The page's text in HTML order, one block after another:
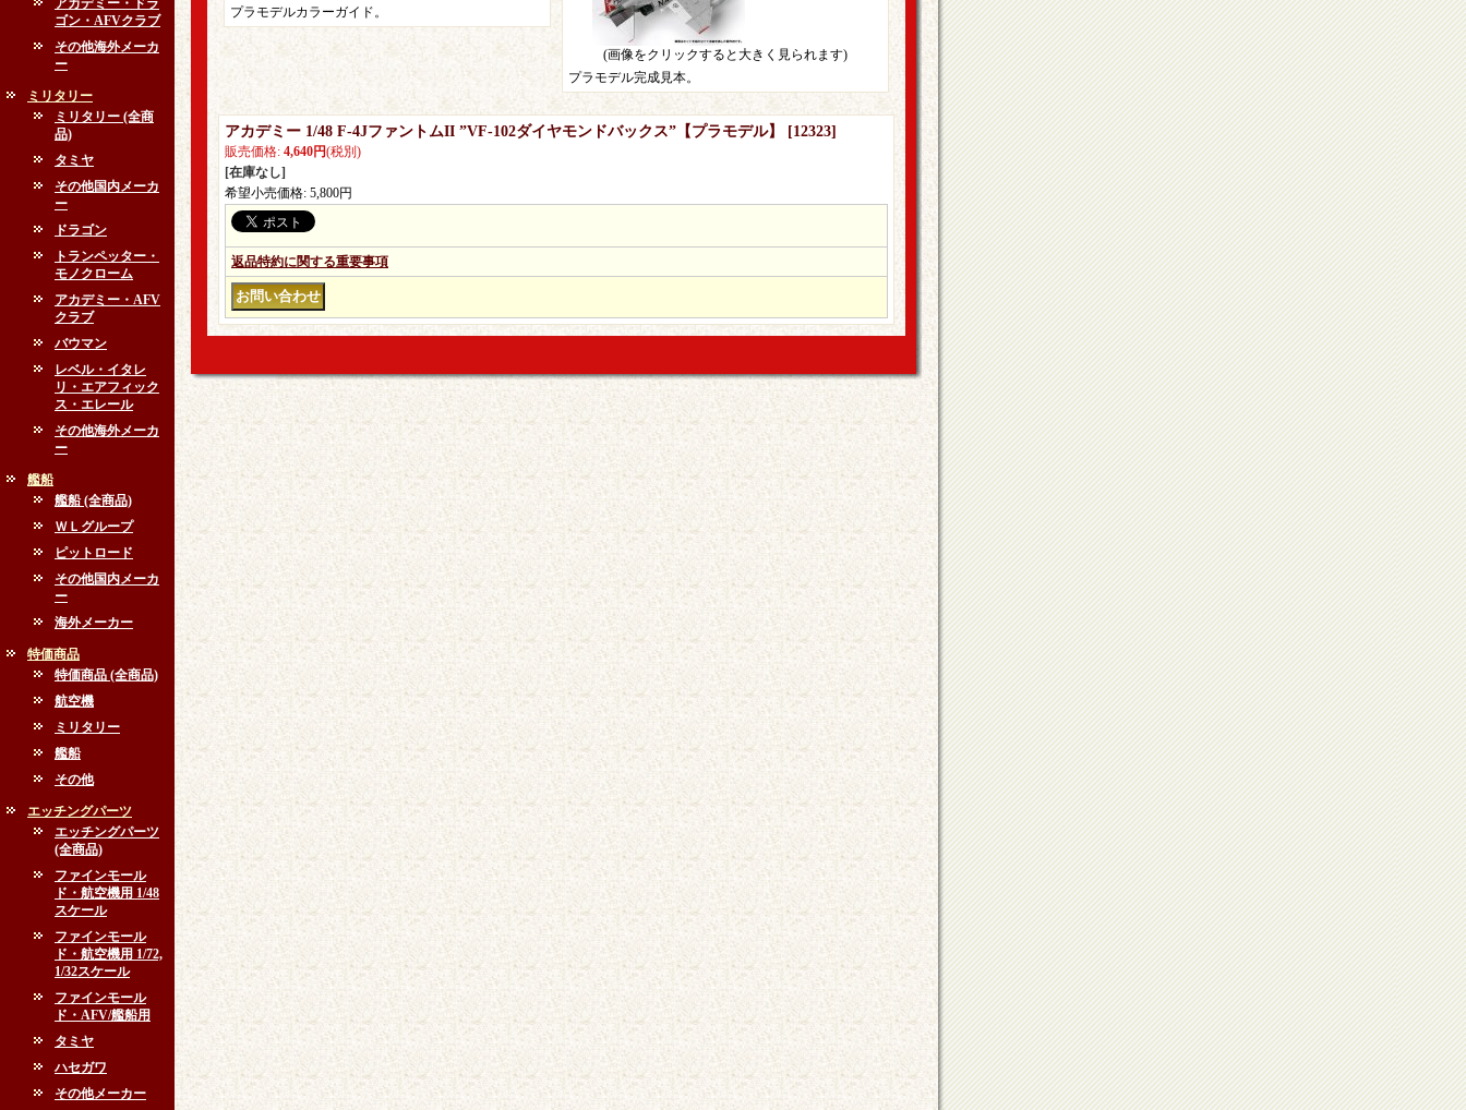
アカデミー・ドラ
ゴン・AFVクラブ
その他海外メーカ
ー
ミリタリー
ミリタリー (全商
品)
タミヤ
その他国内メーカ
ー
ドラゴン
トランペッター・
モノクローム
アカデミー・AFV
クラブ
バウマン
レベル・イタレ
リ・エアフィック
ス・エレール
その他海外メーカ
ー
艦船
艦船 (全商品)
ＷＬグループ
ピットロード
その他国内メーカ
ー
海外メーカー
特価商品
特価商品 (全商品)
航空機
ミリタリー
艦船
その他
エッチングパーツ
エッチングパーツ
(全商品)
ファインモール
ド・航空機用 1/48
スケール
ファインモール
ド・航空機用 1/72,
1/32スケール
ファインモール
ド・AFV/艦船用
タミヤ
ハセガワ
その他メーカー
プラモデルカラーガイド。
(画像をクリックすると大きく見られます)
プラモデル完成見本。
アカデミー 1/48 F-4JファントムII ”VF-102ダイヤモンドバックス”【プラモデル】 [12323]
販売価格: 4,640円(税別)
[在庫なし]
希望小売価格: 5,800円
返品特約に関する重要事項